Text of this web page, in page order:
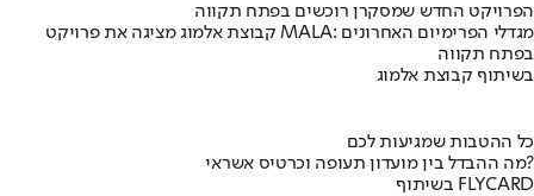
הפרויקט החדש שמסקרן רוכשים בפתח תקווה
קבוצת אלמוג מציגה את פרויקט MALA: מגדלי הפרימיום האחרונים
בפתח תקווה
בשיתוף קבוצת אלמוג
כל ההטבות שמגיעות לכם
מה ההבדל בין מועדון תעופה וכרטיס אשראי?
בשיתוף FLYCARD